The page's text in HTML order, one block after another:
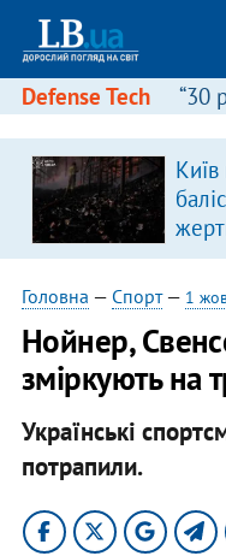
Defense Tech “30
Головна — Спорт— 1
Нойнер,
зміркують на
Українські
потрапили.